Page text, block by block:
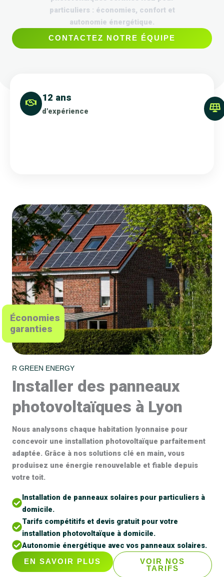
particuliers : économies, confort et
autonomie énergétique.
CONTACTEZ NOTRE ÉQUIPE
12 ans
d'expérience
Économies
garanties
R GREEN ENERGY
Installer des panneaux
photovoltaïques à Lyon
Nous analysons chaque habitation lyonnaise pour
concevoir une installation photovoltaïque parfaitement
adaptée. Grâce à nos solutions clé en main, vous
produisez une énergie renouvelable et fiable depuis
votre toit.
Installation de panneaux solaires pour particuliers à
domicile.
Tarifs compétitifs et devis gratuit pour votre
installation photovoltaïque à domicile.
Autonomie énergétique avec vos panneaux solaires.
EN SAVOIR PLUS
VOIR NOS
TARIFS